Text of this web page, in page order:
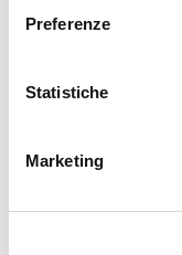
modificare i tuoi
della graffetta
Preferenze
Statistiche
Marketing